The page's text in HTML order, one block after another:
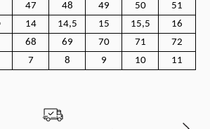
47 48 49 50
51
14 14,5 15 15,5
16
68 69 70 71
72
7 8 9 10 11